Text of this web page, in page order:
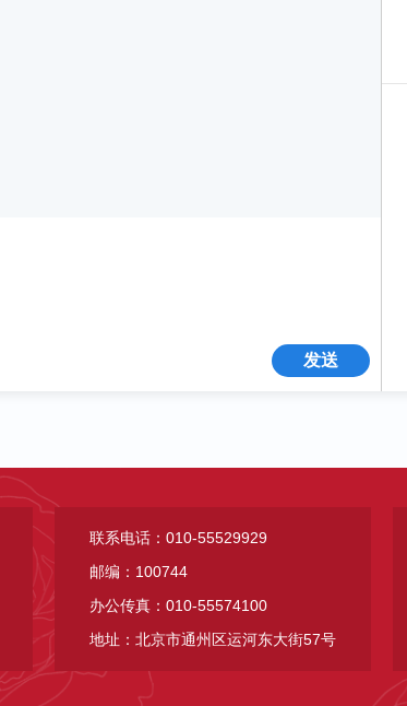
发送
联系电话：010-55529929
邮编：100744
办公传真：010-55574100
地址：北京市通州区运河东大街57号